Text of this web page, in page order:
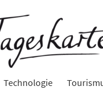
Technologie
Nachricht
Tageskarte-